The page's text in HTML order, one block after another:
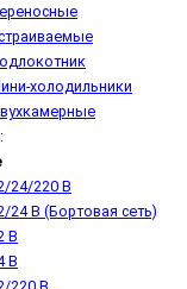
холодильники
24/220 В
24 В (Бортовая сеть)
В
В